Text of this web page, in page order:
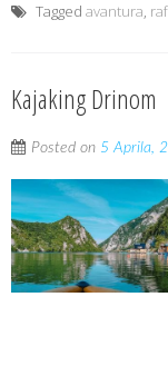
Tagged avantura,
Kajaking Drinom
Posted on 5 Aprila,